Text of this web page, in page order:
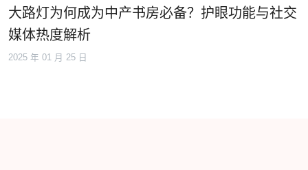
大路灯为何成为中产书房必备？护眼功能与社交
媒体热度解析
2025 年 01 月 25 日